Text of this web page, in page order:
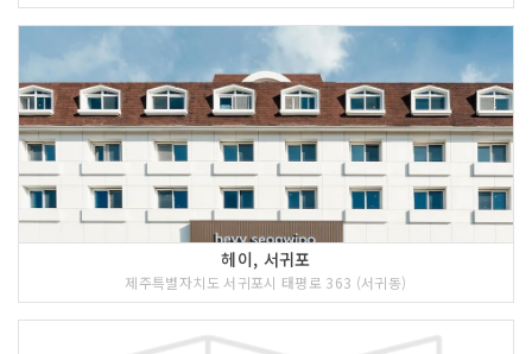
헤이, 서귀포
제주특별자치도 서귀포시 태평로 363 (서귀동)